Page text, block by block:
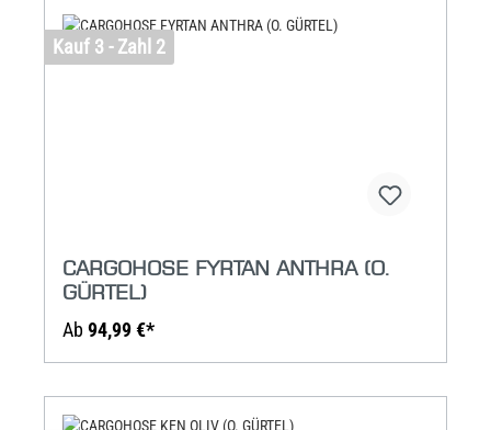
Kauf 3 - Zahl 2
CARGOHOSE FYRTAN ANTHRA (O.
GÜRTEL)
Ab 94,99 €*